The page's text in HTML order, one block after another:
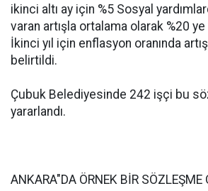
ikinci altı ay için %5 Sosyal
varan artışla ortalama olarak %20
İkinci yıl için enflasyon oranında artış
belirtildi.
Çubuk Belediyesinde 242 işçi bu
yararlandı.
ANKARA"DA ÖRNEK BİR SÖZLEŞME